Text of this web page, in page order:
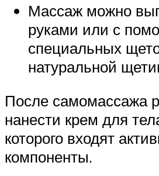
Массаж можно
руками или с
специальных
натуральной
После самомассажа
нанести крем для
которого входят
компоненты.